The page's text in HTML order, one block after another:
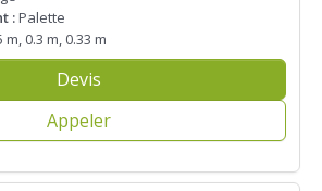
:Palette
m, 0.3 m, 0.33 m
Devis
Appeler